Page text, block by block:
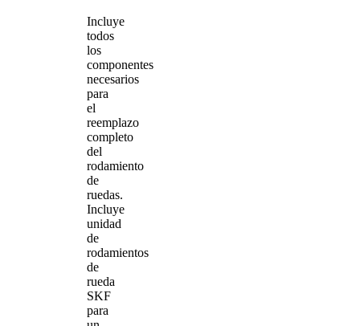
Incluye
todos
los
componentes
necesarios
para
el
reemplazo
completo
del
rodamiento
de
ruedas.
Incluye
unidad
de
rodamientos
de
rueda
SKF
para